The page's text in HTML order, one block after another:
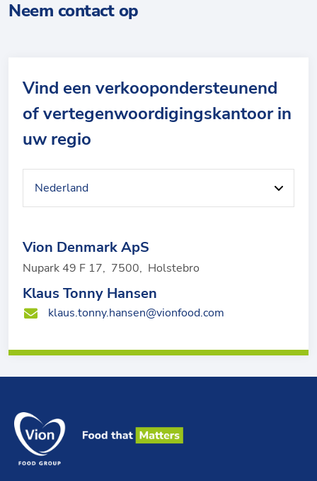
Neem contact op
Vind een verkoopondersteunend
of vertegenwoordigingskantoor in
uw regio
Vion Denmark ApS
Nupark 49 F 17, 7500, Holstebro
Klaus Tonny Hansen
klaus.tonny.hansen@vionfood.com